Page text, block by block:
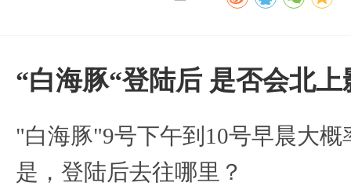
“白海豚“登陆后 是否会北
"白海豚"9号下午到10号早晨大
是，登陆后去往哪里？